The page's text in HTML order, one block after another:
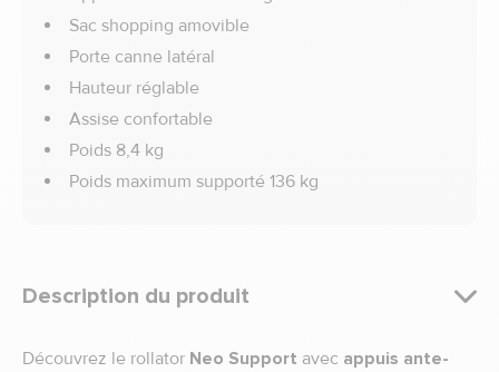
Sac shopping amovible
Porte canne latéral
Hauteur réglable
Assise confortable
Poids 8,4 kg
Poids maximum supporté 136 kg
Description du produit
Découvrez le rollator Neo Support avec appuis ante-